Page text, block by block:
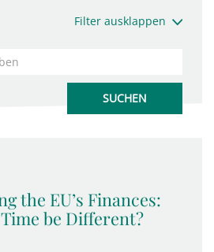
Filter ausklappen
the EU’s Finances:
be Different?